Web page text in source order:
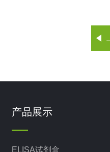
产品展示
ELISA试剂盒